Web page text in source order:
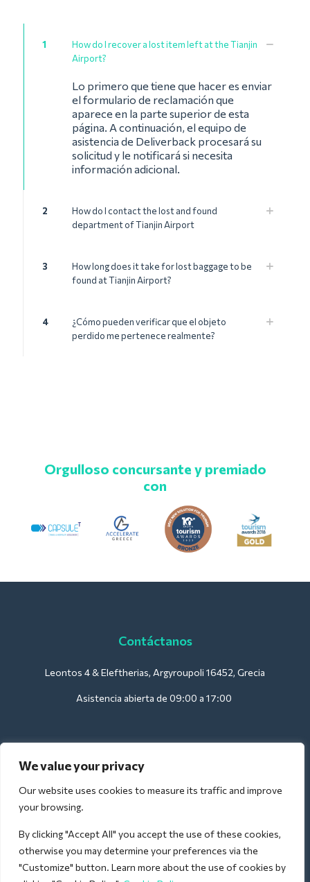
We value your privacy
Our website uses cookies to measure its traffic and improve
your browsing.
By clicking "Accept All" you accept the use of these cookies,
otherwise you may determine your preferences via the
"Customize" button. Learn more about the use of cookies by
1
How do I recover a lost item left at the Tianjin
Airport?
Lo primero que tiene que hacer es enviar
el formulario de reclamación que
aparece en la parte superior de esta
página. A continuación, el equipo de
asistencia de Deliverback procesará su
solicitud y le notificará si necesita
información adicional.
2
How do I contact the lost and found
department of Tianjin Airport
3
How long does it take for lost baggage to be
found at Tianjin Airport?
4
¿Cómo pueden verificar que el objeto
perdido me pertenece realmente?
Orgulloso concursante y premiado
con
Contáctanos
Leontos 4 & Eleftherias, Argyroupoli 16452, Grecia
Asistencia abierta de 09:00 a 17:00
Para hoteles:
support@deliverback.com
Para el aeropuerto:
airport@deliverback.com